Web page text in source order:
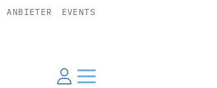
ANBIETER EVENTS